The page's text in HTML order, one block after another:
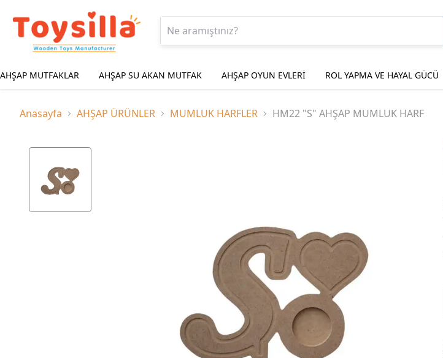
AHŞAP MUTFAKLAR AHŞAP SU AKAN MUTFAK AHŞAP OYUN EVLERİ ROL YAPMA VE HAYAL GÜCÜ
Anasayfa AHŞAP ÜRÜNLER MUMLUK HARFLER HM22 "S" AHŞAP MUMLUK HARF